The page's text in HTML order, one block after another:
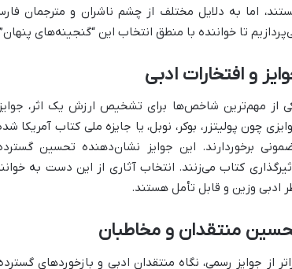
اما به دلایل مختلف از چشم ناشران و مترجمان
تا خواننده با منطق انتخاب این “گنجینه‌های
و افتخارات ادبی
از مهم‌ترین شاخص‌ها برای تشخیص ارزش یک اثر،
چون پولیتزر، بوکر، نوبل، یا جایزه ملی کتاب آمریکا
برخوردارند. این جوایز نشان‌دهنده تحسین
کتاب می‌زنند. انتخاب آثاری از این دست به
ادبی وزین و قابل تأمل هستند.
منتقدان و مخاطبان
از جوایز رسمی، نگاه منتقدان ادبی و بازخوردهای